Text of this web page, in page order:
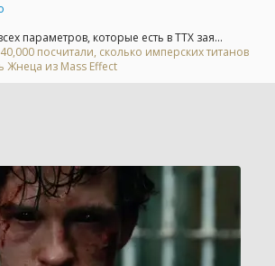
параметров, которые есть в ТТХ зая...
посчитали, сколько имперских титанов
Жнеца из Mass Effect